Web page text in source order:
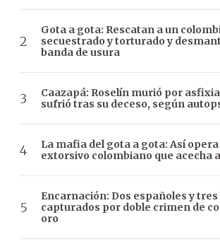
Gota a gota: Rescatan a un
secuestrado y torturado y
banda de usura
Caazapá: Roselín murió por
sufrió tras su deceso, según
La mafia del gota a gota: Así
extorsivo colombiano que acecha
Encarnación: Dos españoles y
capturados por doble crimen de
oro